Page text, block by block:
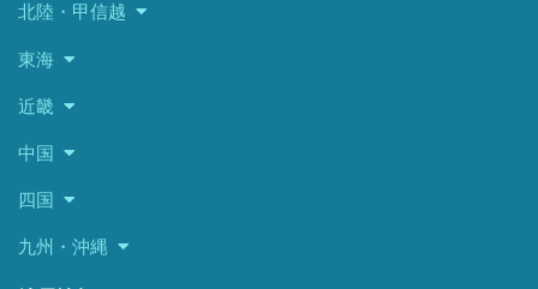
北陸・甲信越
東海
近畿
中国
四国
九州・沖縄